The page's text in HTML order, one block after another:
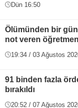
Dün 16:50
Ölümünden bir
not veren öğretmen
19:34 / 03 Ağustos
91 binden fazla
bırakıldı
20:52 / 07 Ağustos